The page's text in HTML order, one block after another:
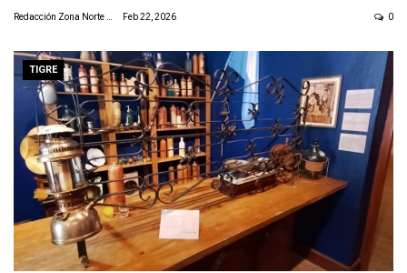
Feb 22, 2026 0
TIGRE